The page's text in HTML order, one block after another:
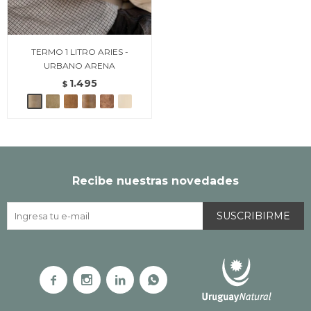
TERMO 1 LITRO ARIES -
URBANO ARENA
$ 1.495
Recibe nuestras novedades
SUSCRIBIRME
   